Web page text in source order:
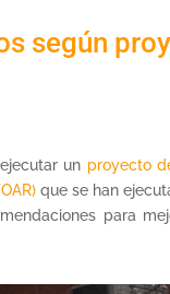
según
un proyecto
que se han
para